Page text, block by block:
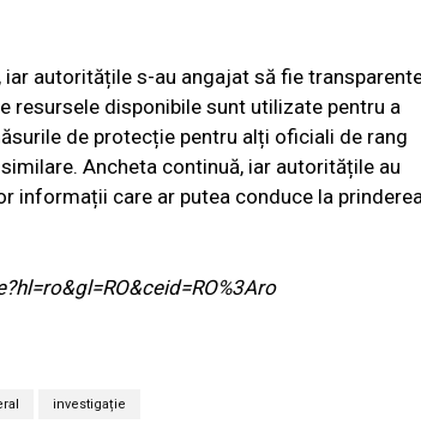
autoritățile s-au angajat să fie
resursele disponibile sunt utilizate pentru a
de protecție pentru alți oficiali de rang
Ancheta continuă, iar autoritățile au
informații care ar putea conduce la
investigație